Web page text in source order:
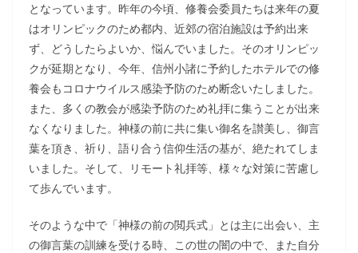
となっています。昨年の今頃、修養会委員たちは来年の夏
はオリンピックのため都内、近郊の宿泊施設は予約出来
ず、どうしたらよいか、悩んでいました。そのオリンピッ
クが延期となり、今年、信州小諸に予約したホテルでの修
養会もコロナウイルス感染予防のため断念いたしました。
また、多くの教会が感染予防のため礼拝に集うことが出来
なくなりました。神様の前に共に集い御名を讃美し、御言
葉を頂き、祈り、語り合う信仰生活の基が、絶たれてしま
いました。そして、リモート礼拝等、様々な対策に苦慮し
て歩んでいます。
そのような中で「神様の前の閲兵式」とは主に出会い、主
の御言葉の訓練を受ける時、この世の闇の中で、また自分